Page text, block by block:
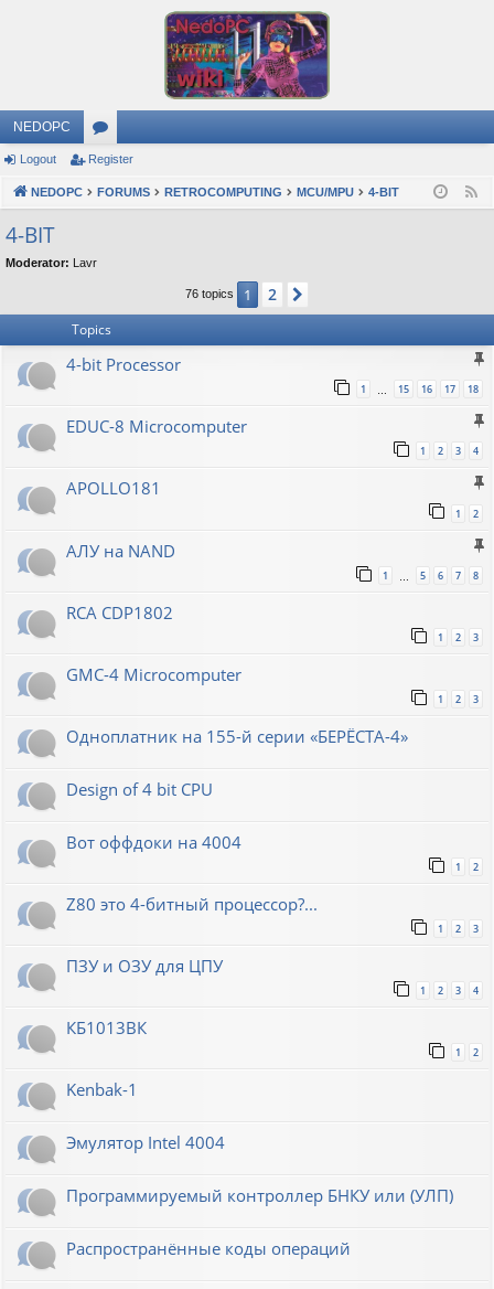
NEDOPC
or
u
s
Logout Register
NEDOPC FORUMS RETROCOMPUTING MCU/MPU 4-BIT
4-BIT
Moderator: Lavr
76 topics 1 2
Topics
4-bit Processor
1 … 15 16 17 18
EDUC-8 Microcomputer
1 2 3 4
APOLLO181
1 2
АЛУ на NAND
1 5 6 7 8
RCA CDP1802
1 2 3
GMC-4 Microcomputer
1 2 3
Одноплатник на 155-й серии «БЕРЁСТА-4»
Design of 4 bit CPU
Вот оффдоки на 4004
1 2
Z80 это 4-битный процессор?...
1 2 3
ПЗУ и ОЗУ для ЦПУ
1 2 3 4
КБ1013ВК
1 2
Kenbak-1
Эмулятор Intel 4004
Программируемый контроллер БНКУ или (УЛП)
Распространённые коды операций